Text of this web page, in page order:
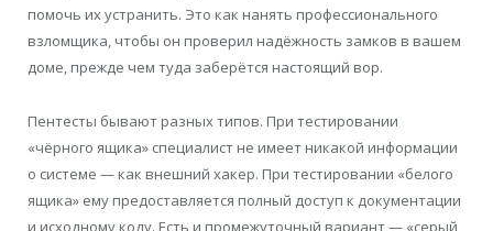
помочь их устранить. Это как нанять профессионального
взломщика, чтобы он проверил надёжность замков в вашем
доме, прежде чем туда заберётся настоящий вор.
Пентесты бывают разных типов. При тестировании
«чёрного ящика» специалист не имеет никакой информации
о системе — как внешний хакер. При тестировании «белого
ящика» ему предоставляется полный доступ к документации
и исходному коду. Есть и промежуточный вариант — «серый